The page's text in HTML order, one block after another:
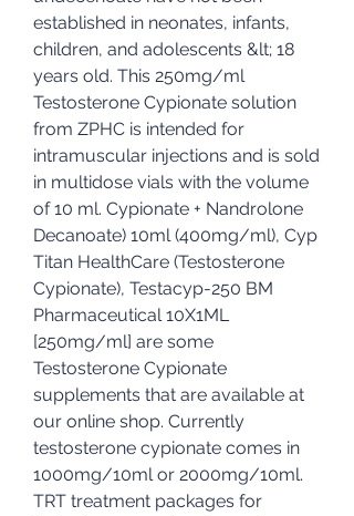
established in neonates, infants,
children, and adolescents &lt; 18
years old. This 250mg/ml
Testosterone Cypionate solution
from ZPHC is intended for
intramuscular injections and is sold
in multidose vials with the volume
of 10 ml. Cypionate + Nandrolone
Decanoate) 10ml (400mg/ml), Cyp
Titan HealthCare (Testosterone
Cypionate), Testacyp-250 BM
Pharmaceutical 10X1ML
[250mg/ml] are some
Testosterone Cypionate
supplements that are available at
our online shop. Currently
testosterone cypionate comes in
1000mg/10ml or 2000mg/10ml.
TRT treatment packages for